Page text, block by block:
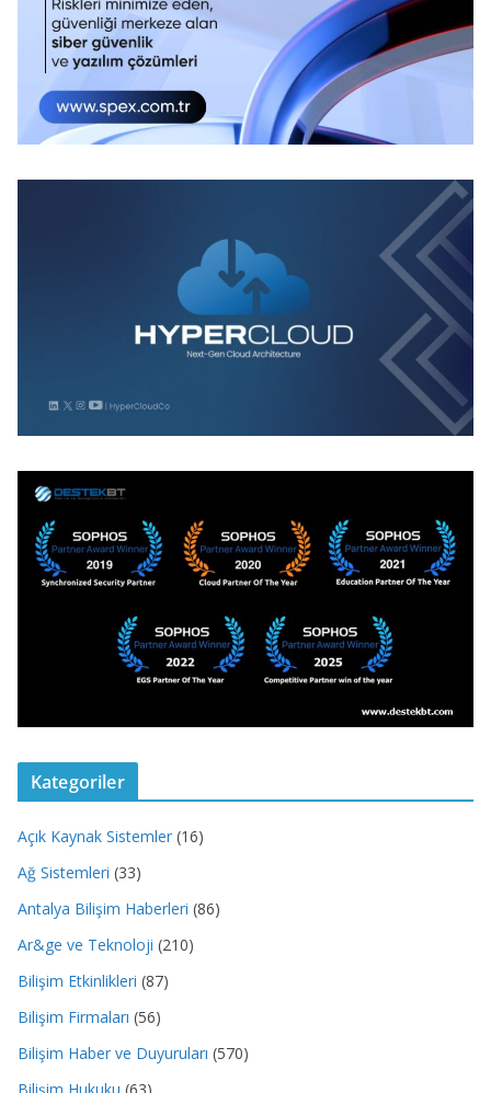
Kategoriler
Açık Kaynak Sistemler (16)
Ağ Sistemleri (33)
Antalya Bilişim Haberleri (86)
Ar&ge ve Teknoloji (210)
Bilişim Etkinlikleri (87)
Bilişim Firmaları (56)
Bilişim Haber ve Duyuruları (570)